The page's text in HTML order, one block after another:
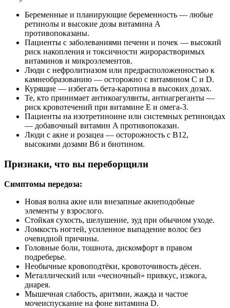
Беременные и планирующие беременность — любые
ретинолы и высокие дозы витамина A
противопоказаны.
Пациенты с заболеваниями печени и почек — высокий
риск накопления и токсичности жирорастворимых
витаминов и микроэлементов.
Люди с нефролитиазом или предрасположенностью к
камнеобразованию — осторожно с витамином C и D.
Курящие — избегать бета‑каротина в высоких дозах.
Те, кто принимает антикоагулянты, антиагреганты —
риск кровотечений при витамине E и омега‑3.
Пациенты на изотретиноине или системных ретиноидах
— добавочный витамин A противопоказан.
Люди с акне и розацеа — осторожность с B12,
высокими дозами B6 и биотином.
Признаки, что вы переборщили
Симптомы передоза:
Новая волна акне или внезапные акнеподобные
элементы у взрослого.
Стойкая сухость, шелушение, зуд при обычном уходе.
Ломкость ногтей, усиленное выпадение волос без
очевидной причины.
Головные боли, тошнота, дискомфорт в правом
подреберье.
Необычные кровоподтёки, кровоточивость дёсен.
Металлический или «чесночный» привкус, изжога,
диарея.
Мышечная слабость, аритмии, жажда и частое
мочеиспускание на фоне витамина D.